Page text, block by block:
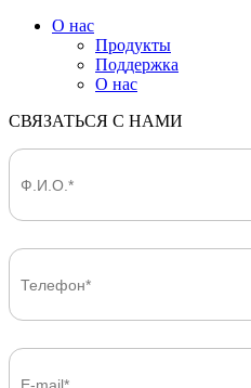
О нас
Продукты
Поддержка
О нас
СВЯЗАТЬСЯ С НАМИ